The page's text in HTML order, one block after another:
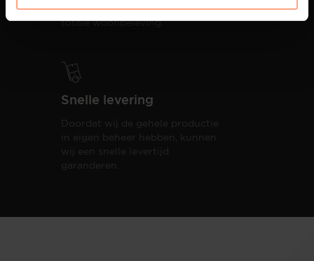
oplevering,met als resultaat een
totale woonbeleving.
Snelle levering
Doordat wij de gehele productie
in eigen beheer hebben, kunnen
wij een snelle levertijd
garanderen.